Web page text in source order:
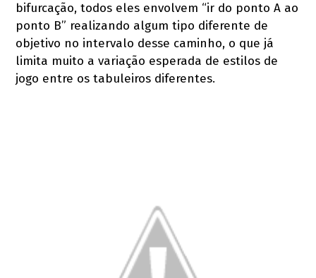
bifurcação, todos eles envolvem “ir do ponto A ao
ponto B” realizando algum tipo diferente de
objetivo no intervalo desse caminho, o que já
limita muito a variação esperada de estilos de
jogo entre os tabuleiros diferentes.